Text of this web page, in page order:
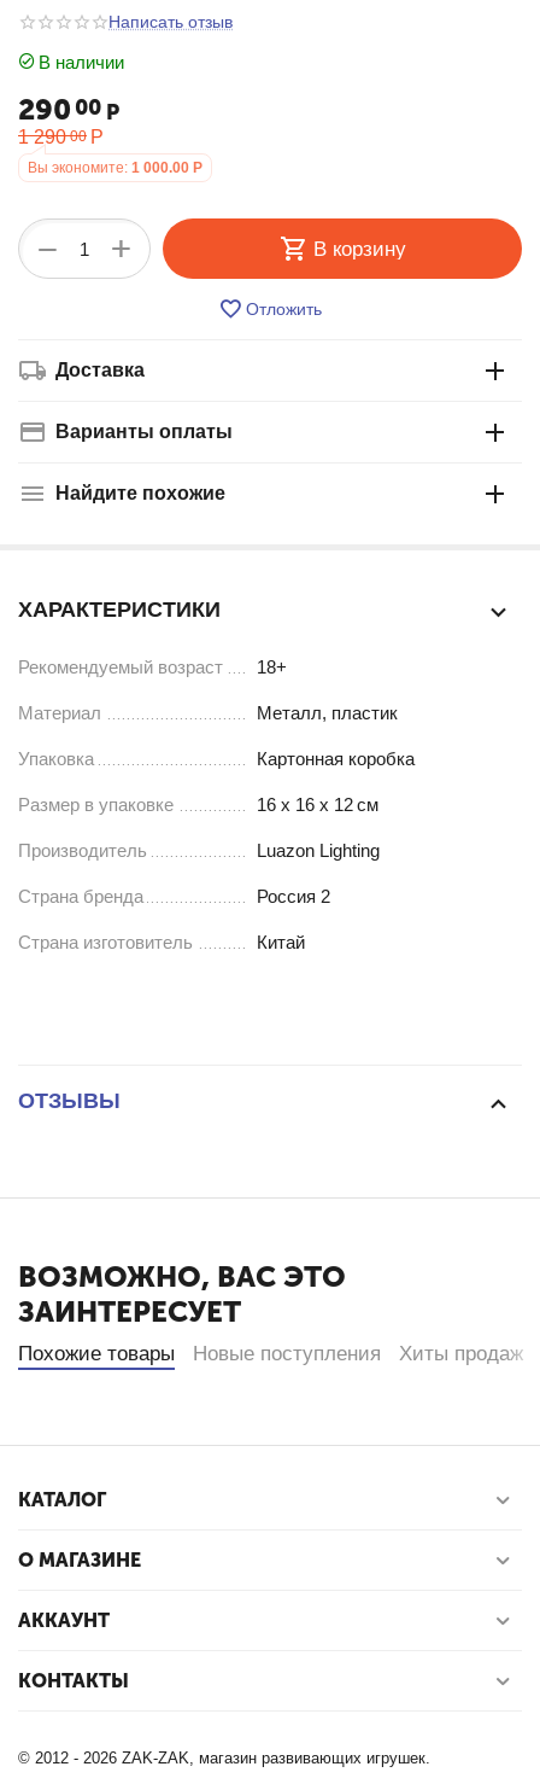
Написать отзыв
В наличии
290 00 Р
1 290 00 Р
Вы экономите: 1 000.00 Р
+
− В корзину
Отложить
Доставка
Варианты оплаты
Найдите похожие
ХАРАКТЕРИСТИКИ
Рекомендуемый возраст 18+
Материал Металл, пластик
Упаковка Картонная коробка
Размер в упаковке 16 х 16 х 12см
Производитель Luazon Lighting
Страна бренда Россия 2
Страна изготовитель Китай
ОТЗЫВЫ
ВОЗМОЖНО, ВАС ЭТО
ЗАИНТЕРЕСУЕТ
Похожие товары Новые поступления Хиты продаж
КАТАЛОГ
О МАГАЗИНЕ
АККАУНТ
КОНТАКТЫ
© 2012 - 2026 ZAK-ZAK, магазин развивающих игрушек.